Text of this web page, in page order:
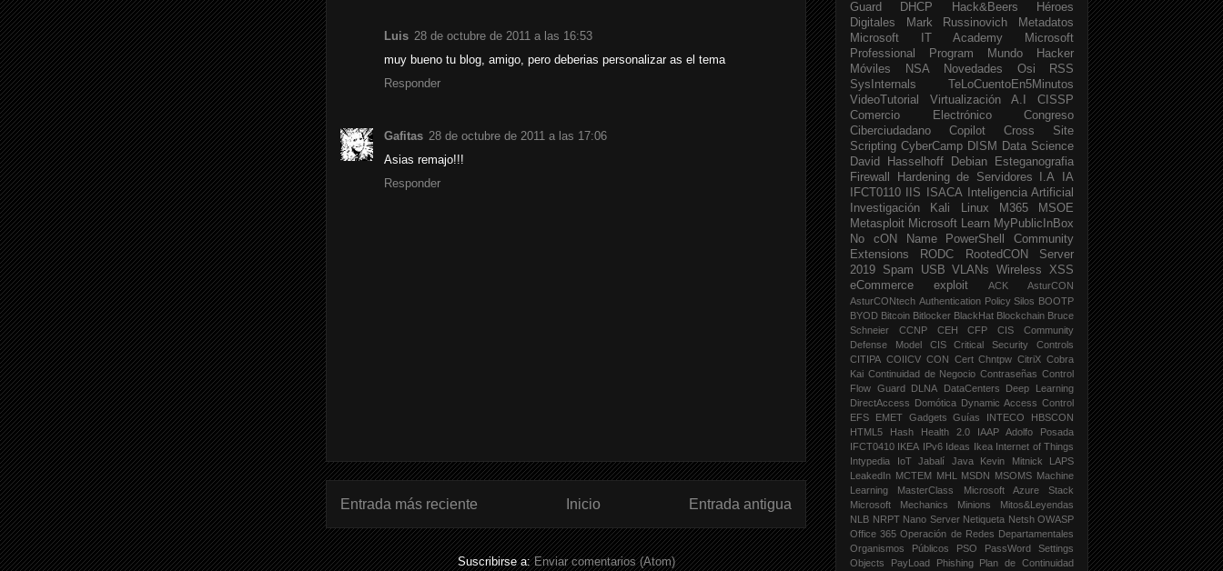
Luis 28 de octubre de 2011 a las 16:53
muy bueno tu blog, amigo, pero deberias personalizar as el tema
Responder
Gafitas 28 de octubre de 2011 a las 17:06
Asias remajo!!!
Responder
Entrada más reciente Entrada antigua
Inicio
Suscribirse a:Enviar comentarios (Atom)
Guard
DHCP Hack&Beers
Héroes
Digitales
Mark Russinovich
Metadatos
Microsoft IT Academy
Microsoft
Professional Program
Mundo Hacker
Móviles
NSA Novedades Osi
RSS
SysInternals
TeLoCuentoEn5Minutos
VideoTutorial
Virtualización A.I
CISSP
Comercio Electrónico
Congreso
Ciberciudadano
Copilot
Cross Site
Scripting CyberCamp DISM
Data Science
David Hasselhoff
Debian
Esteganografia
Firewall
Hardening de Servidores I.A
IA
IFCT0110
IIS ISACA
Inteligencia Artificial
Investigación
Kali Linux M365
MSOE
Metasploit Microsoft Learn MyPublicInBox
No cON Name
PowerShell Community
Extensions
RODC RootedCON
Server
2019
Spam USB VLANs Wireless
XSS
eCommerce
exploit ACK
AsturCON
AsturCONtech Authentication Policy Silos BOOTP
BYOD Bitcoin Bitlocker BlackHat Blockchain Bruce
Schneier
CCNP CEH CFP
CIS Community
Defense Model
CIS Critical Security Controls
CITIPA COIICV CON Cert Chntpw CitriX Cobra
Kai Continuidad de Negocio Contraseñas Control
Flow Guard
DLNA DataCenters
Deep Learning
DirectAccess Domótica Dynamic Access Control
EFS
EMET Gadgets Guías INTECO
HBSCON
HTML5
Hash Health 2.0
IAAP Adolfo Posada
IFCT0410 IKEA IPv6 Ideas Ikea Internet of Things
Intypedia
IoT Jabalí Java Kevin Mitnick
LAPS
LeakedIn MCTEM MHL MSDN MSOMS Machine
Learning
MasterClass
Microsoft Azure Stack
Microsoft Mechanics
Minions
Mitos&Leyendas
NLB NRPT Nano Server Netiqueta Netsh OWASP
Office 365 Operación de Redes Departamentales
Organismos Públicos
PSO
PassWord Settings
Objects
PayLoad Phishing
Plan de Continuidad